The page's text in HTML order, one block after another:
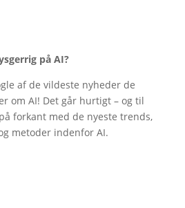
på AI?
af de vildeste nyheder de
om AI! Det går hurtigt – og til
forkant med de nyeste trends,
metoder indenfor AI.